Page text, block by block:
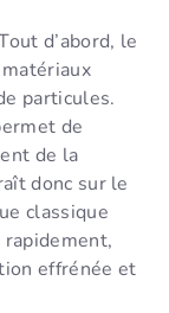
d’abord, le
particules.
de
de la
donc sur le
classique
rapidement,
effrénée et